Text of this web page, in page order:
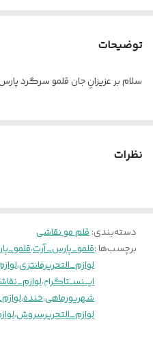
توضیحات
سلام بر عزیزانِ جان قلمو سرگرد پارس ارت از سایز ۲۴
نظرات
دسته‌بندی:قلم مو نقاشی
برچسب‌ها :قلمو_پارس_آرت،
لوازم_التحریرفانتزی،
ایـــنســتاگراݦ،
شهریورماهی،خنده،
لوازم_التحریرسروش،